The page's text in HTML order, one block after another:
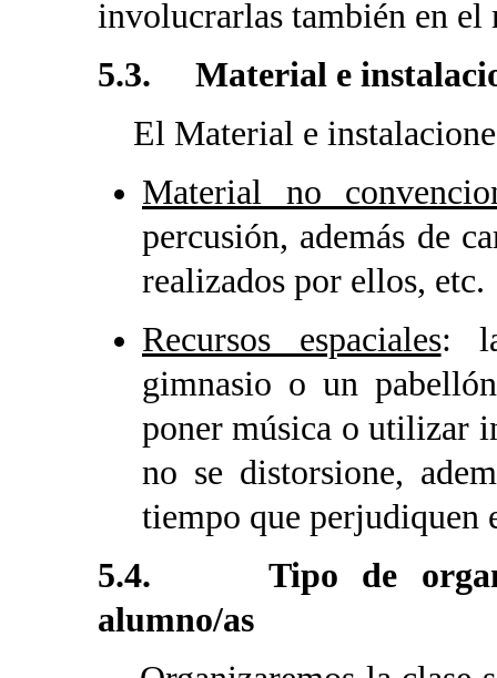
involucrarlas también en
5.3. Material e
El Material e
Material no
percusión, además de
realizados por ellos, etc.
Recursos espaciales:
gimnasio o un
poner música o utilizar
no se distorsione,
tiempo que perjudiquen
5.4. Tipo de
alumno/as